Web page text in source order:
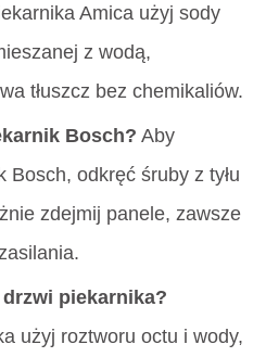
Amica użyj sody
z wodą,
tłuszcz bez chemikaliów.
Bosch? Aby
Bosch, odkręć śruby z tyłu
zdejmij panele, zawsze
piekarnika?
użyj roztworu octu i wody,